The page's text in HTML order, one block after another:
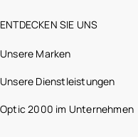
ENTDECKEN SIE UNS
Unsere Marken
Unsere Dienstleistungen
Optic 2000 im Unternehmen